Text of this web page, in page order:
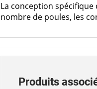
La conception
nombre de poules, les
Produits